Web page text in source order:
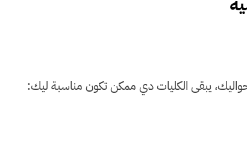
يبقى الكليات دي ممكن تكون مناسبة ليك: